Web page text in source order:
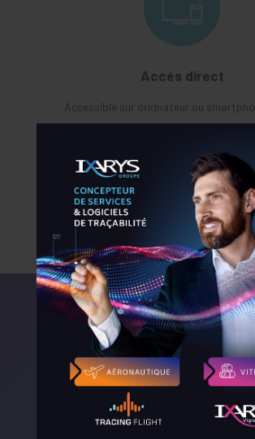
Accés direct
Accessible sur oridnateur ou
Essayez
Tracing Docs
Centralisez et classez tous vos
en un coup d’œil pour un suivi
équipe, accessible partout 7jours/